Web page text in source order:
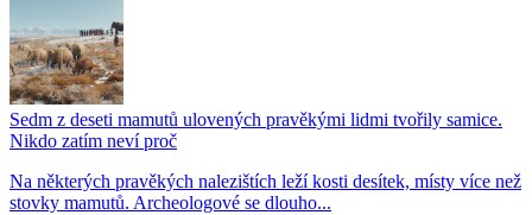
Sedm z deseti mamutů ulovených pravěkými lidmi tvořily samice.
Nikdo zatím neví proč
Na některých pravěkých nalezištích leží kosti desítek, místy více než
stovky mamutů. Archeologové se dlouho...